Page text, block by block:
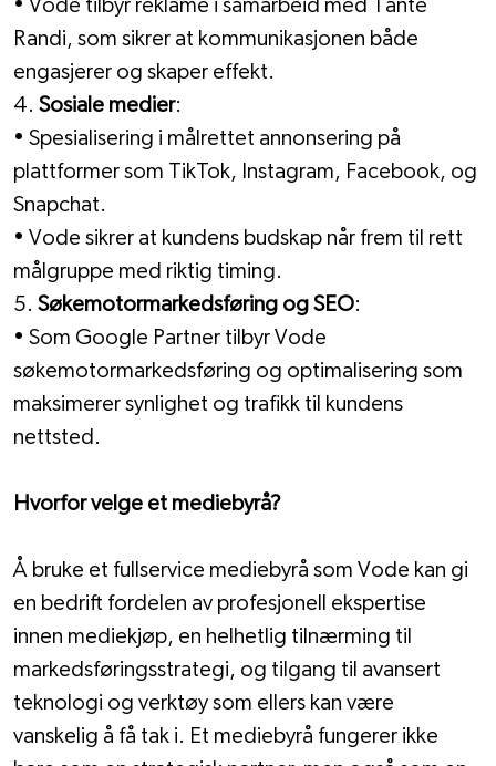
• Vode tilbyr reklame i samarbeid med Tante
Randi, som sikrer at kommunikasjonen både
engasjerer og skaper effekt.
4. Sosiale medier:
• Spesialisering i målrettet annonsering på
plattformer som TikTok, Instagram, Facebook, og
Snapchat.
• Vode sikrer at kundens budskap når frem til rett
målgruppe med riktig timing.
5. Søkemotormarkedsføring og SEO:
• Som Google Partner tilbyr Vode
søkemotormarkedsføring og optimalisering som
maksimerer synlighet og trafikk til kundens
nettsted.
Hvorfor velge et mediebyrå?
Å bruke et fullservice mediebyrå som Vode kan gi
en bedrift fordelen av profesjonell ekspertise
innen mediekjøp, en helhetlig tilnærming til
markedsføringsstrategi, og tilgang til avansert
teknologi og verktøy som ellers kan være
vanskelig å få tak i. Et mediebyrå fungerer ikke